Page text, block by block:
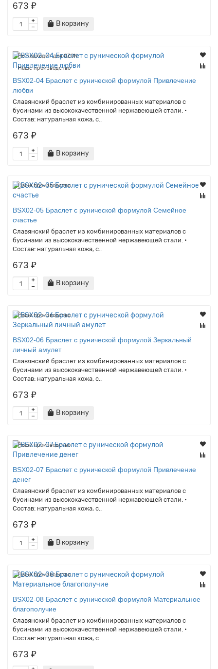
673 ₽
В корзину
Не подходит для OZON
Наше производство
BSX02-04 Браслет с рунической формулой Привлечение
любви
Славянский браслет из комбинированных материалов с
бусинами из высококачественной нержавеющей стали. •
Состав: натуральная кожа, с..
673 ₽
В корзину
Наше производство
BSX02-05 Браслет с рунической формулой Семейное
счастье
Славянский браслет из комбинированных материалов с
бусинами из высококачественной нержавеющей стали. •
Состав: натуральная кожа, с..
673 ₽
В корзину
Наше производство
BSX02-06 Браслет с рунической формулой Зеркальный
личный амулет
Славянский браслет из комбинированных материалов с
бусинами из высококачественной нержавеющей стали. •
Состав: натуральная кожа, с..
673 ₽
В корзину
Наше производство
BSX02-07 Браслет с рунической формулой Привлечение
денег
Славянский браслет из комбинированных материалов с
бусинами из высококачественной нержавеющей стали. •
Состав: натуральная кожа, с..
673 ₽
В корзину
Наше производство
BSX02-08 Браслет с рунической формулой Материальное
благополучие
Славянский браслет из комбинированных материалов с
бусинами из высококачественной нержавеющей стали. •
Состав: натуральная кожа, с..
673 ₽